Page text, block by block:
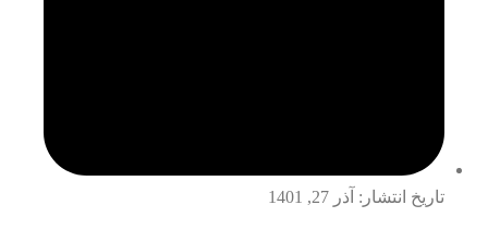
تاریخ انتشار: آذر 27, 1401